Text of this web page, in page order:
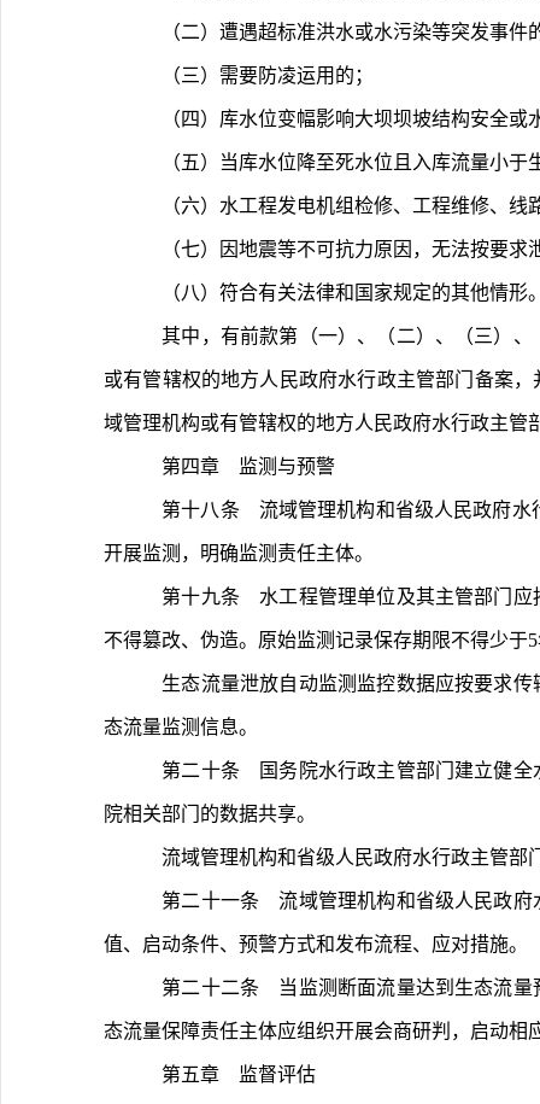
（二）遭遇超标准洪水或水污染等突发事件
	（三）需要防凌运用的；
（四）库水位变幅影响大坝坝坡结构安全或
（五）当库水位降至死水位且入库流量小于
（六）水工程发电机组检修、工程维修、
（七）因地震等不可抗力原因，无法按要求
（八）符合有关法律和国家规定的其他情形
	其中，有前款第（一）、（二）、（三）、（四）、（五）、（七）项情形之一的，水工程管理单位或其主管部门可先调整水工程生态流量泄放，同时向流域管理机构
或有管辖权的地方人民政府水行政主管部门备案
域管理机构或有管辖权的地方人民政府水行政主
	第四章　监测与预警
开展监测，明确监测责任主体。
不得篡改、伪造。原始监测记录保存期限不得少
态流量监测信息。
院相关部门的数据共享。
流域管理机构和省级人民政府水行政主管
值、启动条件、预警方式和发布流程、应对措施。
态流量保障责任主体应组织开展会商研判，启动相
	第五章　监督评估